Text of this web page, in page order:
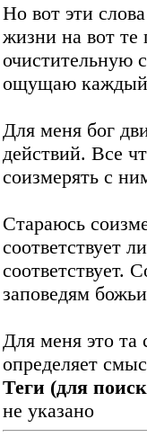
Но вот эти
жизни на вот те
очистительную
ощущаю каждый
Для меня бог
действий. Все
соизмерять с
Стараюсь
соответствует
соответствует.
заповедям
Для меня это
определяет
Теги (для
не указано